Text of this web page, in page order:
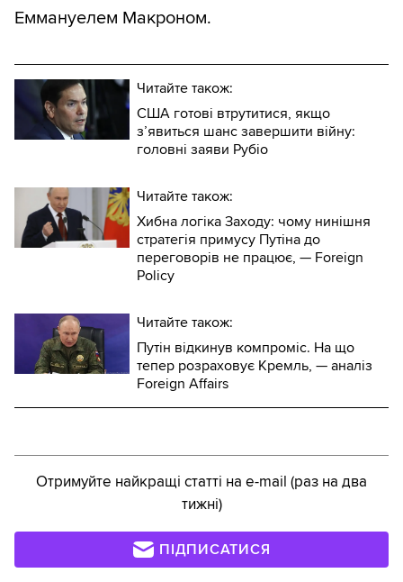
Еммануелем Макроном.
Читайте також:
США готові втрутитися, якщо
з’явиться шанс завершити війну:
головні заяви Рубіо
Читайте також:
Хибна логіка Заходу: чому нинішня
стратегія примусу Путіна до
переговорів не працює, — Foreign
Policy
Читайте також:
Путін відкинув компроміс. На що
тепер розраховує Кремль, — аналіз
Foreign Affairs
Отримуйте найкращі статті на e-mail (раз на два
тижні)
ПІДПИСАТИСЯ